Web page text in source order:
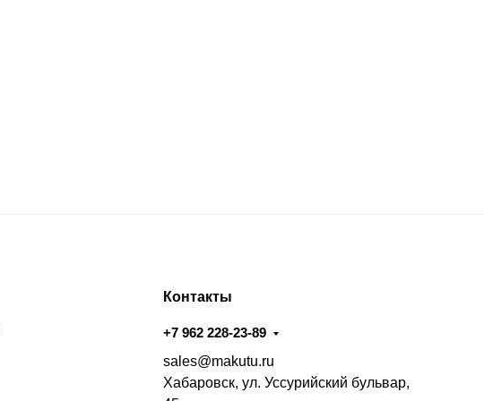
Контакты
+7 962 228-23-89
sales@makutu.ru
Хабаровск, ул. Уссурийский бульвар,